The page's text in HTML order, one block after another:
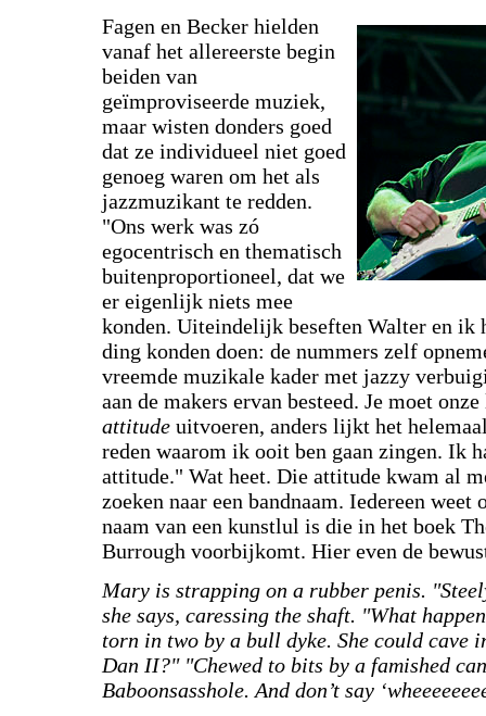
Fagen en Becker hielden
vanaf het allereerste begin
beiden van
geïmproviseerde muziek,
maar wisten donders goed
dat ze individueel niet goed
genoeg waren om het als
jazzmuzikant te redden.
"Ons werk was zó
egocentrisch en thematisch
buitenproportioneel, dat we
er eigenlijk niets mee
konden. Uiteindelijk beseften Walter en ik
ding konden doen: de nummers zelf
vreemde muzikale kader met jazzy
aan de makers ervan besteed. Je moet
attitude uitvoeren, anders lijkt het
reden waarom ik ooit ben gaan zingen. Ik
attitude." Wat heet. Die attitude kwam al
zoeken naar een bandnaam. Iedereen weet
naam van een kunstlul is die in het boek
Burrough voorbijkomt. Hier even de
Mary is strapping on a rubber penis.
she says, caressing the shaft. "What
torn in two by a bull dyke. She could cave
Dan II?" "Chewed to bits by a famished
Baboonsasshole. And don’t say